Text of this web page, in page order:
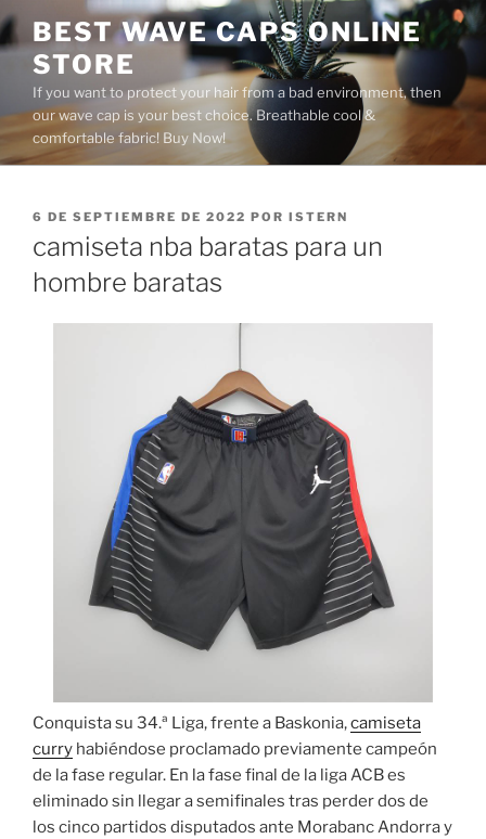
Saltar
al
contenido
BEST WAVE CAPS ONLINE
STORE
If you want to protect your hair from a bad environment, then
our wave cap is your best choice. Breathable cool &
comfortable fabric! Buy Now!
PUBLICADO
6 DE SEPTIEMBRE DE 2022 POR ISTERN
camiseta nba baratas para un
hombre baratas
Conquista su 34.ª Liga, frente a Baskonia,camiseta
curry habiéndose proclamado previamente campeón
de la fase regular. En la fase final de la liga ACB es
eliminado sin llegar a semifinales tras perder dos de
los cinco partidos disputados ante Morabanc Andorra y